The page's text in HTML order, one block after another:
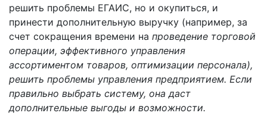
решить проблемы ЕГАИС, но и окупиться, и
принести дополнительную выручку (например, за
счет сокращения времени на проведение торговой
операции, эффективного управления
ассортиментом товаров, оптимизации персонала),
решить проблемы управления предприятием. Если
правильно выбрать систему, она даст
дополнительные выгоды и возможности.